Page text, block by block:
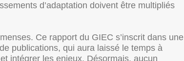
d’adaptation doivent être multipliés
Ce rapport du GIEC s’inscrit dans une
publications, qui aura laissé le temps à
intégrer les enjeux. Désormais, aucun